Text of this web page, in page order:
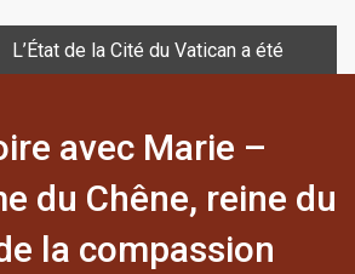
L’État de la Cité du Vatican a été doté
avec Marie –
du Chêne, reine du
la compassion